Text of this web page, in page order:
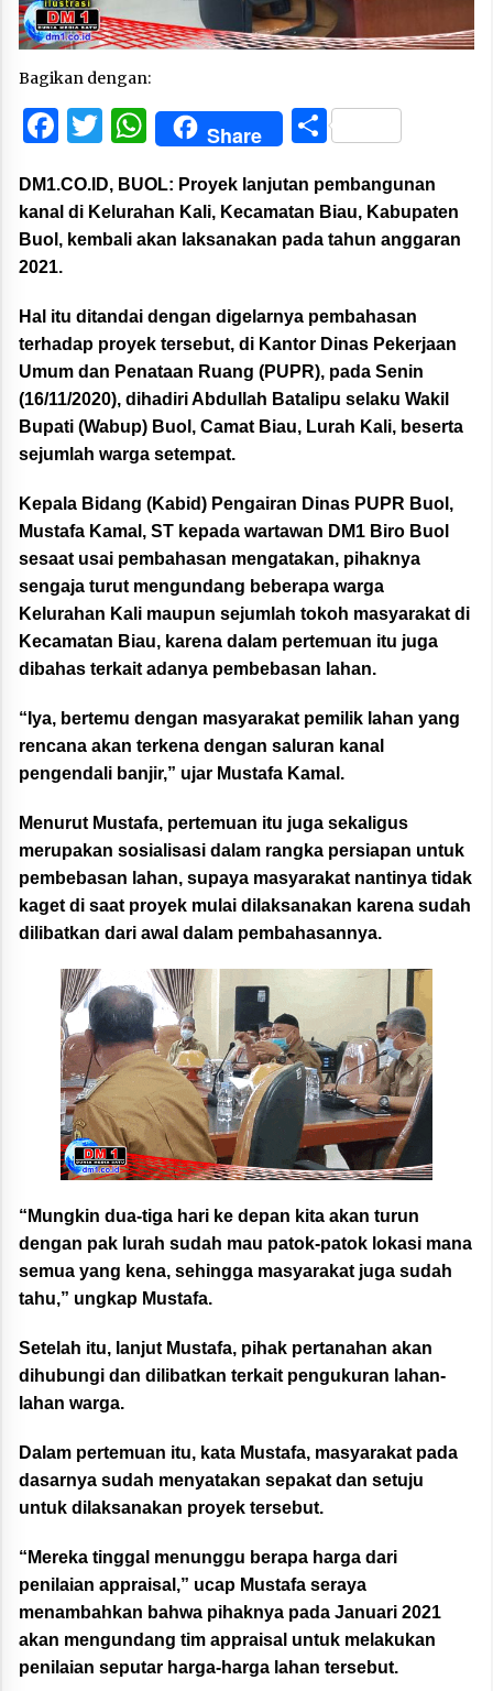
Bagikan dengan:
Facebook
Twitter
WhatsApp
Share Share
DM1.CO.ID, BUOL: Proyek lanjutan pembangunan
kanal di Kelurahan Kali, Kecamatan Biau, Kabupaten
Buol, kembali akan laksanakan pada tahun anggaran
2021.
Hal itu ditandai dengan digelarnya pembahasan
terhadap proyek tersebut, di Kantor Dinas Pekerjaan
Umum dan Penataan Ruang (PUPR), pada Senin
(16/11/2020), dihadiri Abdullah Batalipu selaku Wakil
Bupati (Wabup) Buol, Camat Biau, Lurah Kali, beserta
sejumlah warga setempat.
Kepala Bidang (Kabid) Pengairan Dinas PUPR Buol,
Mustafa Kamal, ST kepada wartawan DM1 Biro Buol
sesaat usai pembahasan mengatakan, pihaknya
sengaja turut mengundang beberapa warga
Kelurahan Kali maupun sejumlah tokoh masyarakat di
Kecamatan Biau, karena dalam pertemuan itu juga
dibahas terkait adanya pembebasan lahan.
“Iya, bertemu dengan masyarakat pemilik lahan yang
rencana akan terkena dengan saluran kanal
pengendali banjir,” ujar Mustafa Kamal.
Menurut Mustafa, pertemuan itu juga sekaligus
merupakan sosialisasi dalam rangka persiapan untuk
pembebasan lahan, supaya masyarakat nantinya tidak
kaget di saat proyek mulai dilaksanakan karena sudah
dilibatkan dari awal dalam pembahasannya.
“Mungkin dua-tiga hari ke depan kita akan turun
dengan pak lurah sudah mau patok-patok lokasi mana
semua yang kena, sehingga masyarakat juga sudah
tahu,” ungkap Mustafa.
Setelah itu, lanjut Mustafa, pihak pertanahan akan
dihubungi dan dilibatkan terkait pengukuran lahan-
lahan warga.
Dalam pertemuan itu, kata Mustafa, masyarakat pada
dasarnya sudah menyatakan sepakat dan setuju
untuk dilaksanakan proyek tersebut.
“Mereka tinggal menunggu berapa harga dari
penilaian appraisal,” ucap Mustafa seraya
menambahkan bahwa pihaknya pada Januari 2021
akan mengundang tim appraisal untuk melakukan
penilaian seputar harga-harga lahan tersebut.